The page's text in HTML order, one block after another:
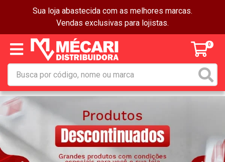
Sua loja abastecida com as melhores marcas.
Vendas exclusivas para lojistas.
0